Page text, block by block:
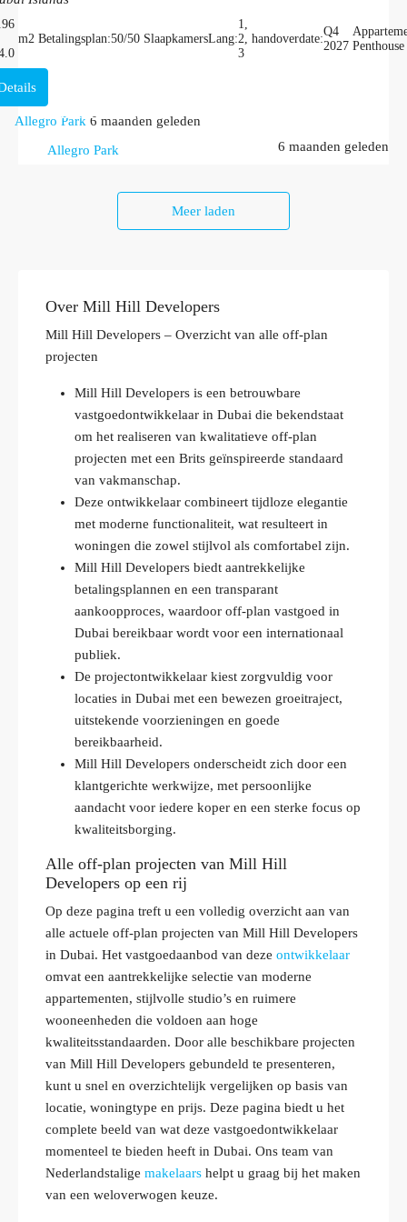
Vanaf
AED 1,500,000
Vanaf
AED 1,500,000
m2 Betalingsplan:50/50 SlaapkamersLang:
1,
2,
3
handoverdate:
Q4
2027 Penthouse
Allegro Park 6 maanden geleden
Allegro Park
6 maanden geleden
Meer laden
Over Mill Hill Developers
Mill Hill Developers – Overzicht van alle off-plan
projecten
Mill Hill Developers is een betrouwbare
vastgoedontwikkelaar in Dubai die bekendstaat
om het realiseren van kwalitatieve off-plan
projecten met een Brits geïnspireerde standaard
van vakmanschap.
Deze ontwikkelaar combineert tijdloze elegantie
met moderne functionaliteit, wat resulteert in
woningen die zowel stijlvol als comfortabel zijn.
Mill Hill Developers biedt aantrekkelijke
betalingsplannen en een transparant
aankoopproces, waardoor off-plan vastgoed in
Dubai bereikbaar wordt voor een internationaal
publiek.
De projectontwikkelaar kiest zorgvuldig voor
locaties in Dubai met een bewezen groeitraject,
uitstekende voorzieningen en goede
bereikbaarheid.
Mill Hill Developers onderscheidt zich door een
klantgerichte werkwijze, met persoonlijke
aandacht voor iedere koper en een sterke focus op
kwaliteitsborging.
Alle off-plan projecten van Mill Hill
Developers op een rij
Op deze pagina treft u een volledig overzicht aan van
alle actuele off-plan projecten van Mill Hill Developers
in Dubai. Het vastgoedaanbod van deze ontwikkelaar
omvat een aantrekkelijke selectie van moderne
appartementen, stijlvolle studio’s en ruimere
wooneenheden die voldoen aan hoge
kwaliteitsstandaarden. Door alle beschikbare projecten
van Mill Hill Developers gebundeld te presenteren,
kunt u snel en overzichtelijk vergelijken op basis van
locatie, woningtype en prijs. Deze pagina biedt u het
complete beeld van wat deze vastgoedontwikkelaar
momenteel te bieden heeft in Dubai. Ons team van
Nederlandstalige makelaars helpt u graag bij het maken
van een weloverwogen keuze.